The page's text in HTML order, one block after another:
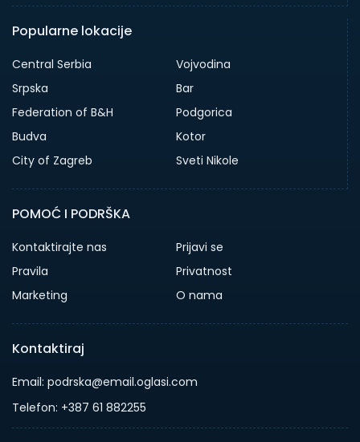
Popularne lokacije
Central Serbia
Vojvodina
Srpska
Bar
Federation of B&H
Podgorica
Budva
Kotor
City of Zagreb
Sveti Nikole
POMOĆ I PODRŠKA
Kontaktirajte nas
Prijavi se
Pravila
Privatnost
Marketing
O nama
Kontaktiraj
Email: podrska@email.oglasi.com
Telefon: +387 61 882255